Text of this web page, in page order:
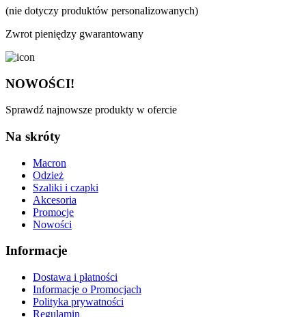
(nie dotyczy produktów personalizowanych)
Zwrot pieniędzy gwarantowany
NOWOŚCI!
Sprawdź najnowsze produkty w ofercie
Na skróty
Macron
Odzież
Szaliki i czapki
Akcesoria
Promocje
Nowości
Informacje
Dostawa i płatności
Informacje o Promocjach
Polityka prywatności
Regulamin